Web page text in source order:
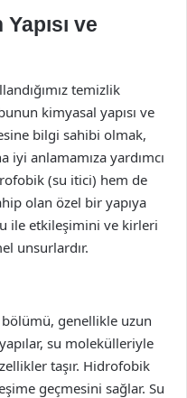
ve
temizlik
kimyasal yapısı ve
bilgi sahibi olmak,
anlamamıza yardımcı
(su itici) hem de
olan özel bir yapıya
ile etkileşimini ve kirleri
unsurlardır.
genellikle uzun
su molekülleriyle
taşır. Hidrofobik
geçmesini sağlar. Su